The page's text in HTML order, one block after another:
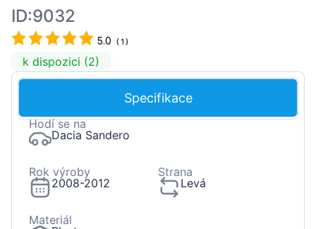
ID:9032
5.0 (1 )
k dispozici (2)
Specifikace
Hodí se na
Dacia Sandero
Rok výroby
2008-2012
Strana
Levá
Materiál